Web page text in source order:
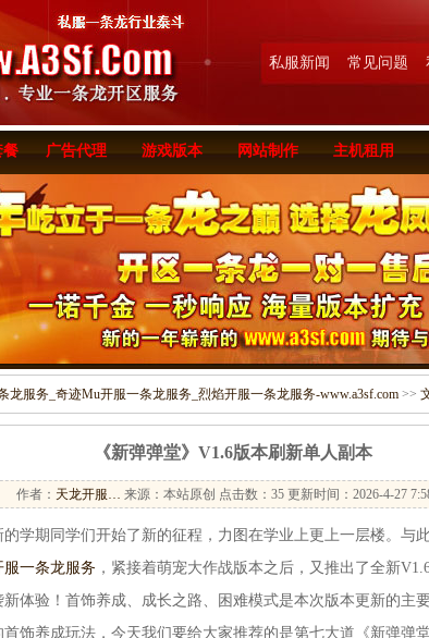
私服新闻 常见问题
餐 广告代理 游戏版本 网站制作 主机租用
龙服务_奇迹Mu开服一条龙服务_烈焰开服一条龙服务-www.a3sf.com >>
《新弹弹堂》V1.6版本刷新单人副本
作者： 天龙开服… 来源：本站原创 点击数： 35 更新时间：2026-4-27
期同学们开始了新的征程，力图在学业上更上一层楼。与
服一条龙服务 ，紧接着萌宠大作战版本之后，又推出了全新
体验！首饰养成、成长之路、困难模式是本次版本更新的主
饰养成玩法，今天我们要给大家推荐的是第七大道《新弹弹